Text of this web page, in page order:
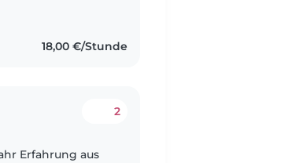
18,00 €/Stunde
2
Erfahrung aus